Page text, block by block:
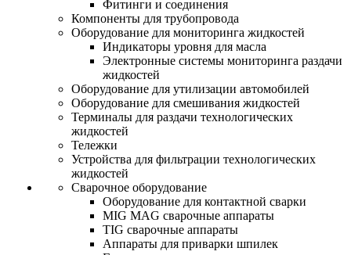
Фитинги и соединения
Компоненты для трубопровода
Оборудование для мониторинга жидкостей
Индикаторы уровня для масла
Электронные системы мониторинга раздачи
жидкостей
Оборудование для утилизации автомобилей
Оборудование для смешивания жидкостей
Терминалы для раздачи технологических
жидкостей
Тележки
Устройства для фильтрации технологических
жидкостей
Сварочное оборудование
Оборудование для контактной сварки
MIG MAG сварочные аппараты
TIG сварочные аппараты
Аппараты для приварки шпилек